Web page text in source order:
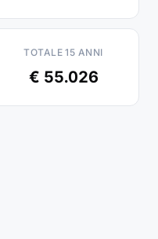
TOTALE 15 ANNI
€ 55.026